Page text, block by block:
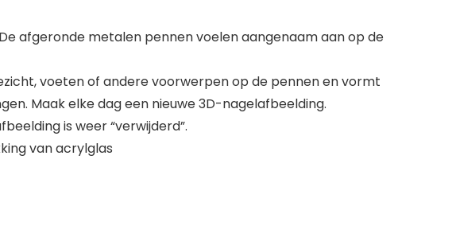
afgeronde metalen pennen voelen aangenaam aan op de
voeten of andere voorwerpen op de pennen en vormt
Maak elke dag een nieuwe 3D-nagelafbeelding.
is weer “verwijderd”.
van acrylglas